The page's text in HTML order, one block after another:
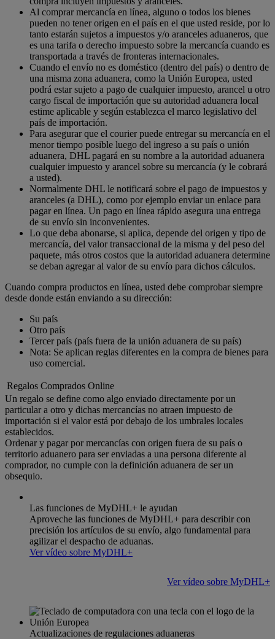
Al comprar mercancía en línea, alguno o todos los bienes
pueden no tener origen en el país en el que usted reside, por lo
tanto estarán sujetos a impuestos y/o aranceles aduaneros, que
es una tarifa o derecho impuesto sobre la mercancía cuando es
transportada a través de fronteras internacionales.
Cuando el envío no es doméstico (dentro del país) o dentro de
una misma zona aduanera, como la Unión Europea, usted
podrá estar sujeto a pago de cualquier impuesto, arancel u otro
cargo fiscal de importación que su autoridad aduanera local
estime aplicable y según establezca el marco legislativo del
país de importación.
Para asegurar que el courier puede entregar su mercancía en el
menor tiempo posible luego del ingreso a su país o unión
aduanera, DHL pagará en su nombre a la autoridad aduanera
cualquier impuesto y arancel sobre su mercancía (y le cobrará
a usted).
Normalmente DHL le notificará sobre el pago de impuestos y
aranceles (a DHL), como por ejemplo enviar un enlace para
pagar en línea. Un pago en línea rápido asegura una entrega
de su envío sin inconvenientes.
Lo que deba abonarse, si aplica, depende del origen y tipo de
mercancía, del valor transaccional de la misma y del peso del
paquete, más otros costos que la autoridad aduanera determine
se deban agregar al valor de su envío para dichos cálculos.
Cuando compra productos en línea, usted debe comprobar siempre
desde donde están enviando a su dirección:
Su país
Otro país
Tercer país (país fuera de la unión aduanera de su país)
Nota: Se aplican reglas diferentes en la compra de bienes para
uso comercial.
Regalos Comprados Online
Un regalo se define como algo enviado directamente por un
particular a otro y dichas mercancías no atraen impuesto de
importación si el valor está por debajo de los umbrales locales
establecidos.
Ordenar y pagar por mercancías con origen fuera de su país o
territorio aduanero para ser enviadas a una persona diferente al
comprador, no cumple con la definición aduanera de ser un
obsequio.
Las funciones de MyDHL+ le ayudan
Aproveche las funciones de MyDHL+ para describir con
precisión los artículos de su envío, algo fundamental para
agilizar el despacho de aduanas.
Ver vídeo sobre MyDHL+
Ver vídeo sobre MyDHL+
Actualizaciones de regulaciones aduaneras